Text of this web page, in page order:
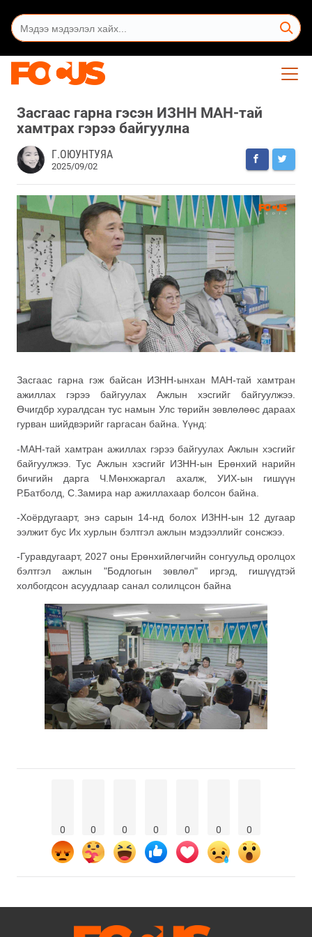
Засгаас гарна гэсэн ИЗНН МАН-тай
хамтрах гэрээ байгуулна
Г.ОЮУНТУЯА
2025/09/02
Засгаас гарна гэж байсан ИЗНН-ынхан МАН-тай хамтран
ажиллах гэрээ байгуулах Ажлын хэсгийг байгуулжээ.
Өчигдбр хуралдсан тус намын Улс төрийн зөвлөлөөс дараах
гурван шийдвэрийг гаргасан байна. Үүнд:
-МАН-тай хамтран ажиллах гэрээ байгуулах Ажлын хэсгийг
байгуулжээ. Тус Ажлын хэсгийг ИЗНН-ын Ерөнхий нарийн
бичгийн дарга Ч.Мөнхжаргал ахалж, УИХ-ын гишүүн
Р.Батболд, С.Замира нар ажиллахаар болсон байна.
-Хоёрдугаарт, энэ сарын 14-нд болох ИЗНН-ын 12 дугаар
ээлжит бус Их хурлын бэлтгэл ажлын мэдээллийг сонсжээ.
-Гуравдугаарт, 2027 оны Ерөнхийлөгчийн сонгуульд оролцох
бэлтгэл ажлын "Бодлогын зөвлөл" иргэд, гишүүдтэй
холбогдсон асуудлаар санал солилцсон байна
0 0 0 0 0 0 0